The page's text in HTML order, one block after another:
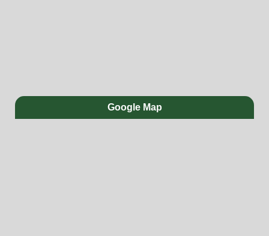
Google Map